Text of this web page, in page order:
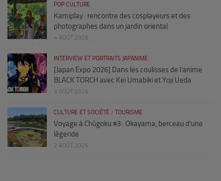
POP CULTURE
Kamiplay : rencontre des cosplayeurs et des
photographes dans un jardin oriental
4 AOÛT 2026
INTERVIEW ET PORTRAITS JAPANIME
[Japan Expo 2026] Dans les coulisses de l’anime
BLACK TORCH avec Kei Umabiki et Yoji Ueda
3 AOÛT 2026
CULTURE ET SOCIÉTÉ / TOURISME
Voyage à Chûgoku #3 : Okayama, berceau d’une
légende
2 AOÛT 2026